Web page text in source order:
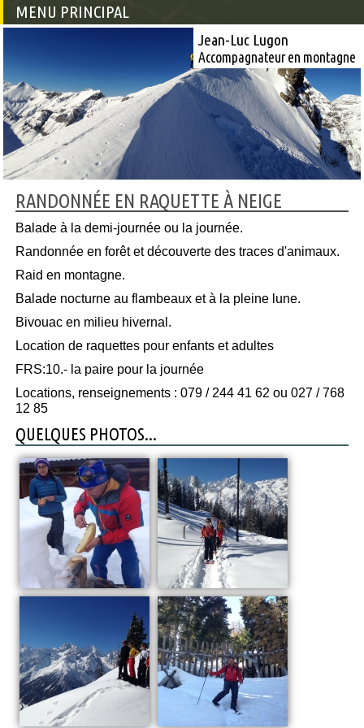
MENU PRINCIPAL
Jean-Luc Lugon
Accompagnateur en montagne
RANDONNÉE EN RAQUETTE À NEIGE
Balade à la demi-journée ou la journée.
Randonnée en forêt et découverte des traces d'animaux.
Raid en montagne.
Balade nocturne au flambeaux et à la pleine lune.
Bivouac en milieu hivernal.
Location de raquettes pour enfants et adultes
FRS:10.- la paire pour la journée
Locations, renseignements : 079 / 244 41 62 ou 027 / 768
12 85
QUELQUES PHOTOS...